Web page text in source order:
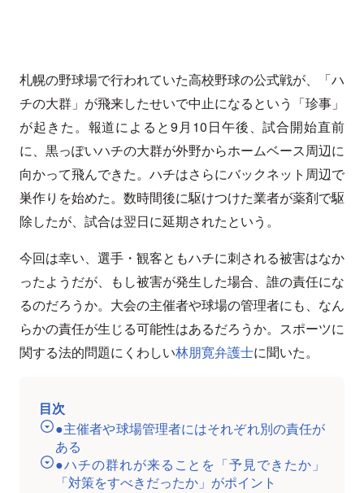
札幌の野球場で行われていた高校野球の公式戦が、「ハ
チの大群」が飛来したせいで中止になるという「珍事」
が起きた。報道によると9月10日午後、試合開始直前
に、黒っぽいハチの大群が外野からホームベース周辺に
向かって飛んできた。ハチはさらにバックネット周辺で
巣作りを始めた。数時間後に駆けつけた業者が薬剤で駆
除したが、試合は翌日に延期されたという。
今回は幸い、選手・観客ともハチに刺される被害はなか
ったようだが、もし被害が発生した場合、誰の責任にな
るのだろうか。大会の主催者や球場の管理者にも、なん
らかの責任が生じる可能性はあるだろうか。スポーツに
関する法的問題にくわしい林朋寛弁護士に聞いた。
目次
●主催者や球場管理者にはそれぞれ別の責任が
ある
●ハチの群れが来ることを「予見できたか」
「対策をすべきだったか」がポイント